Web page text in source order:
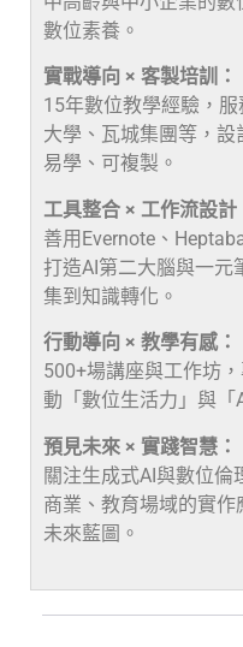
數位素養。
實戰導向 × 客製培訓：
15年數位教學經驗，
大學、瓦城集團等，
易學、可複製。
工具整合 × 工作流設計
善用Evernote、
打造AI第二大腦與一元
集到知識轉化。
行動導向 × 教學有感：
500+場講座與工作坊
動「數位生活力」與「
預見未來 × 實踐智慧：
關注生成式AI與數位倫
商業、教育場域的實
未來藍圖。